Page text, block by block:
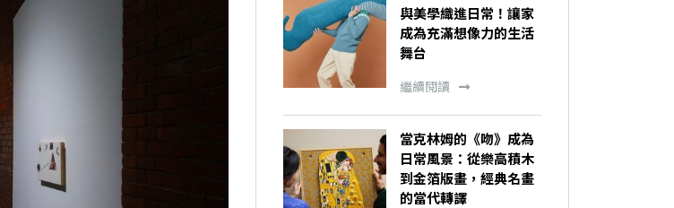
與美學織進日常！讓家
成為充滿想像力的生活
舞台
繼續閱讀
當克林姆的《吻》成為
日常風景：從樂高積木
到金箔版畫，經典名畫
的當代轉譯